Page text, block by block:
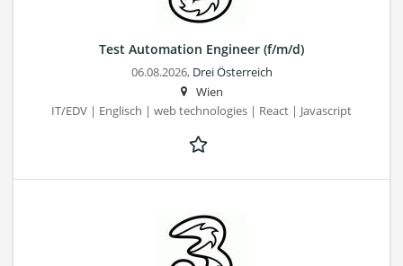
Test Automation Engineer (f/m/d)
06.08.2026, Drei Österreich
Wien
IT/EDV | Englisch | web technologies | React | Javascript